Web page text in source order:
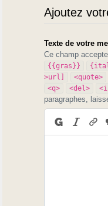
Ajoutez
Texte de votre
Ce champ
{{gras}}
>url]
<quote>
<q> <del>
paragraphes,